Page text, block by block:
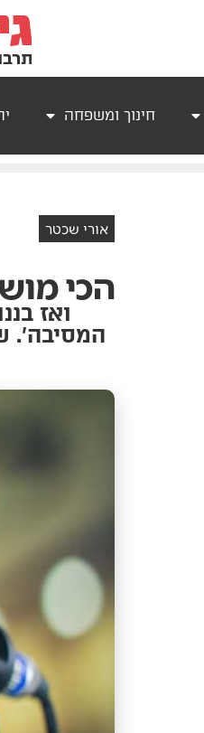
חינוך ומשפחה
אורי שכטר
הכי
ואז
המסיבה'.